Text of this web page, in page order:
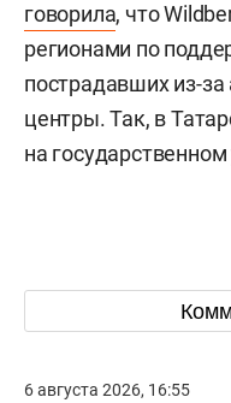
говорила, что
регионами по
пострадавших из-за
центры. Так, в
на
6 августа 2026, 16:55